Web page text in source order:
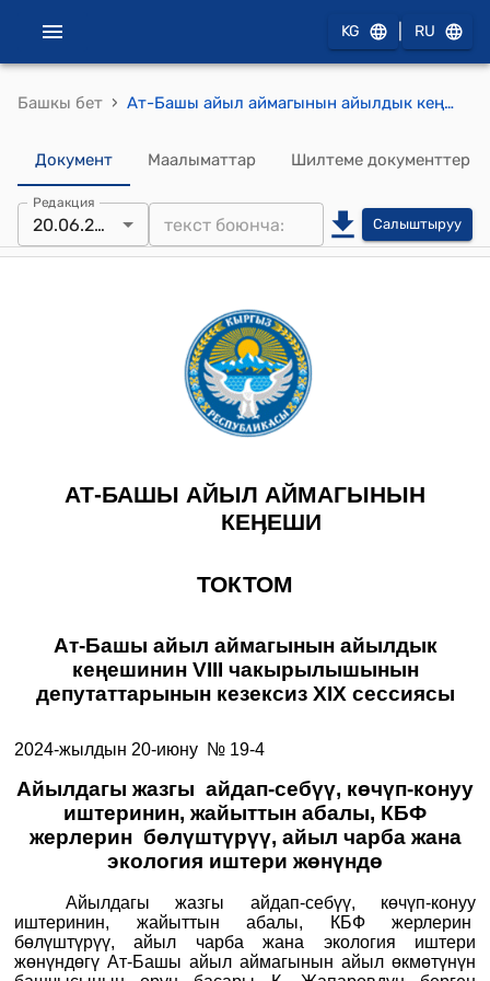
KG RU
Башкы бет › Ат-Башы айыл аймагынын айылдык кеңешинин 2024-жылдын 20-июнундагы №19-4 "Айылдагы жазгы айдап-себүү, көчүп-конуу иштеринин, жайыттын абалы, КБФ жерлерин бөлүштүрүү, айыл чарба жана экология иштери жөнүндө" Токтому
Документ Маалыматтар Шилтеме документтер
Редакция
20.06.2024 Салыштыруу